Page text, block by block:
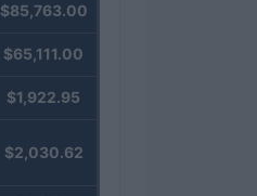
$85,763.00
$65,111.00
$1,922.95
$2,030.62